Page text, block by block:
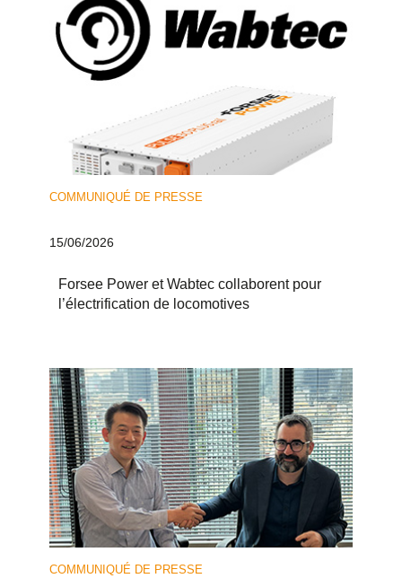
COMMUNIQUÉ DE PRESSE
15/06/2026
Forsee Power et Wabtec collaborent pour
l’électrification de locomotives
COMMUNIQUÉ DE PRESSE